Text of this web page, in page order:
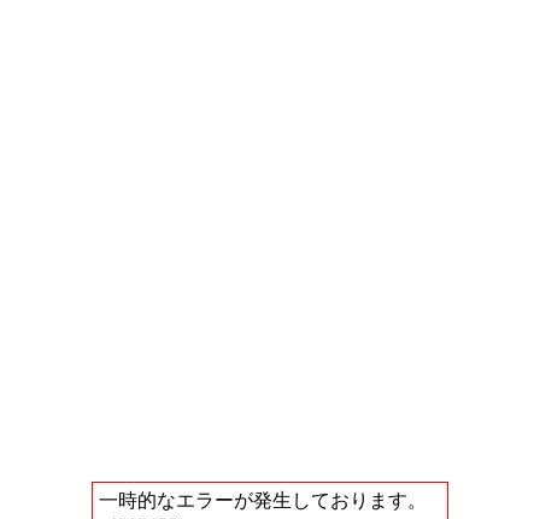
一時的なエラーが発生しております。